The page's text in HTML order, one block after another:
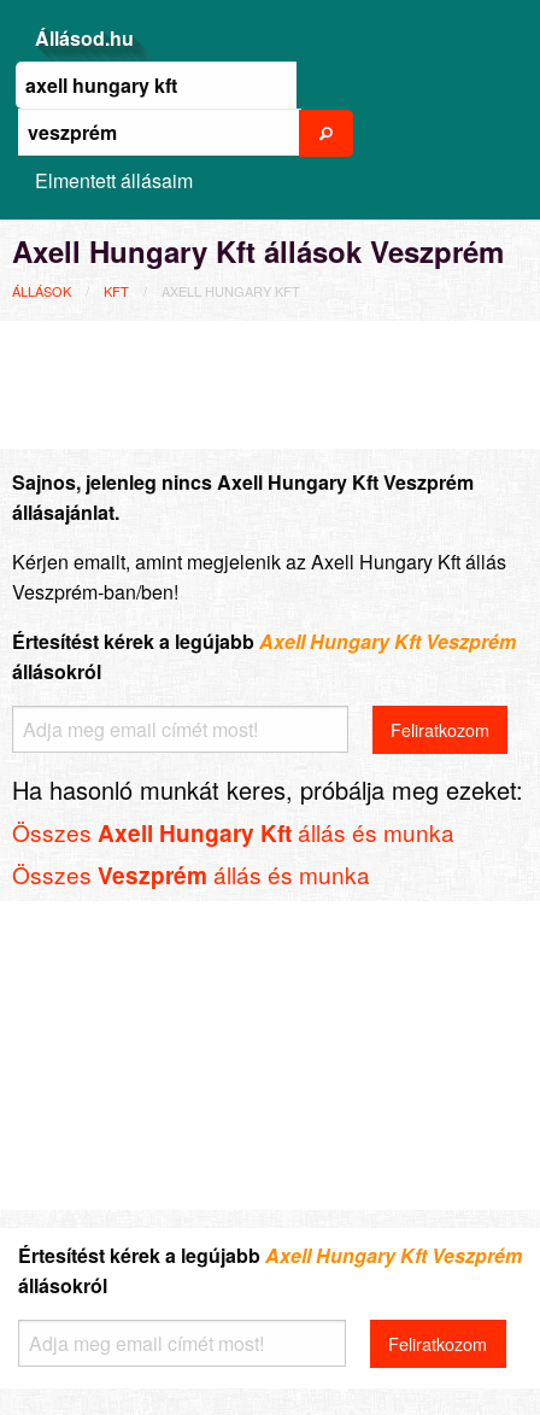
Állásod.hu
Elmentett állásaim
Axell Hungary Kft állások Veszprém
ÁLLÁSOK KFT AXELL HUNGARY KFT
Sajnos, jelenleg nincs Axell Hungary Kft Veszprém
állásajánlat.
Kérjen emailt, amint megjelenik az Axell Hungary Kft állás
Veszprém-ban/ben!
Értesítést kérek a legújabbAxell Hungary Kft Veszprém
állásokról
Ha hasonló munkát keres, próbálja meg ezeket:
Összes Axell Hungary Kftállás és munka
Összes Veszprém állás és munka
Értesítést kérek a legújabbAxell Hungary Kft Veszprém
állásokról